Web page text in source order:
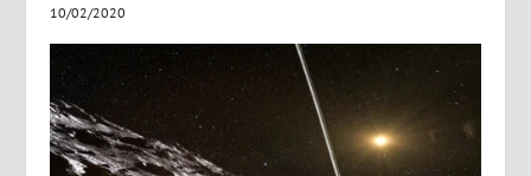
10/02/2020